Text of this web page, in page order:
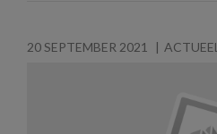
20 SEPTEMBER 2021 ACTUEEL